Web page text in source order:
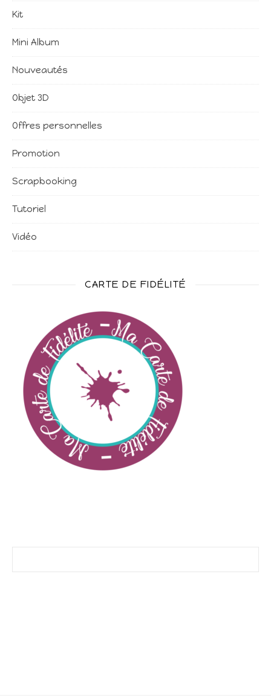
Kit
Mini Album
Nouveautés
Objet 3D
Offres personnelles
Promotion
Scrapbooking
Tutoriel
Vidéo
CARTE DE FIDÉLITÉ